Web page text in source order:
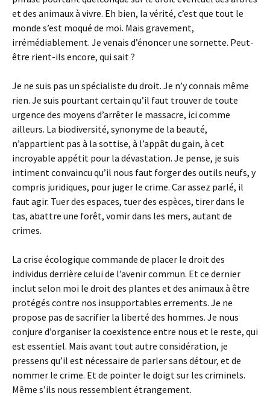
et des animaux à vivre. Eh bien, la vérité, c’est que tout le
monde s’est moqué de moi. Mais gravement,
irrémédiablement. Je venais d’énoncer une sornette. Peut-
être rient-ils encore, qui sait ?
Je ne suis pas un spécialiste du droit. Je n’y connais même
rien. Je suis pourtant certain qu’il faut trouver de toute
urgence des moyens d’arrêter le massacre, ici comme
ailleurs. La biodiversité, synonyme de la beauté,
n’appartient pas à la sottise, à l’appât du gain, à cet
incroyable appétit pour la dévastation. Je pense, je suis
intiment convaincu qu’il nous faut forger des outils neufs, y
compris juridiques, pour juger le crime. Car assez parlé, il
faut agir. Tuer des espaces, tuer des espèces, tirer dans le
tas, abattre une forêt, vomir dans les mers, autant de
crimes.
La crise écologique commande de placer le droit des
individus derrière celui de l’avenir commun. Et ce dernier
inclut selon moi le droit des plantes et des animaux à être
protégés contre nos insupportables errements. Je ne
propose pas de sacrifier la liberté des hommes. Je nous
conjure d’organiser la coexistence entre nous et le reste, qui
est essentiel. Mais avant tout autre considération, je
pressens qu’il est nécessaire de parler sans détour, et de
nommer le crime. Et de pointer le doigt sur les criminels.
Même s’ils nous ressemblent étrangement.